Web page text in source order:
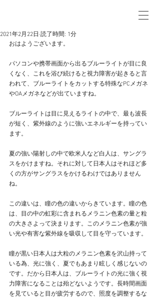
2021年2月22日 読了時間: 1分
おはようございます。
パソコンや携帯画面から出るブルーライトが目に良
くなく、これを浴び続けると視力障害が起きると言
われて、ブルーライトをカットする特殊なPCメガネ
やOAメガネなどが出ていますね。
ブルーライトは目に見えるライトの中で、最も波長
が短く、紫外線のように強いエネルギーを持ってい
ます。
夏の強い陽射しの中で欧米人など白人は、サングラ
スをかけますね。それに対して日本人はそれほど多
くの方がサングラスをかけるわけではありません
ね。
この違いは、瞳の色の違いからきています。瞳の色
は、目の中の虹彩に含まれるメラニン色素の量と粒
の大きさよって決まります。このメラニン色素が強
い光や有害な紫外線を吸収して目を守っています。
瞳が黒い日本人は大粒のメラニン色素を沢山持って
いる為、光に強く、夏でもあまり眩しく感じないの
です。だから日本人は、ブルーライトの光に強く視
力障害になることは殆どないようです。長時間画面
を見ていると目が疲労するので、照度を調整するな